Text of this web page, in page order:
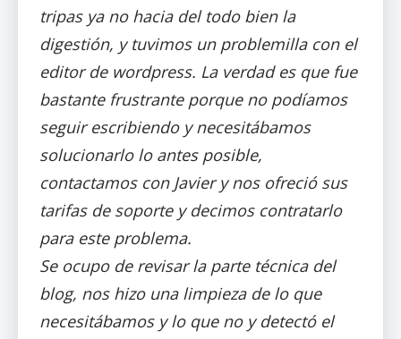
tripas ya no hacia del todo bien la
digestión, y tuvimos un problemilla con el
editor de wordpress. La verdad es que fue
bastante frustrante porque no podíamos
seguir escribiendo y necesitábamos
solucionarlo lo antes posible,
contactamos con Javier y nos ofreció sus
tarifas de soporte y decimos contratarlo
para este problema.
Se ocupo de revisar la parte técnica del
blog, nos hizo una limpieza de lo que
necesitábamos y lo que no y detectó el